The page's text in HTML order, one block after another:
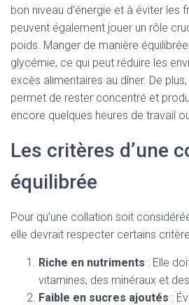
bon niveau d’énergie et à éviter les
peuvent également jouer un rôle
poids. Manger de manière
glycémie, ce qui peut réduire les
excès alimentaires au dîner. De
permet de rester concentré et
encore quelques heures de travail
Les critères d’une
équilibrée
Pour qu’une collation soit
elle devrait respecter certains
Riche en nutriments : Elle
vitamines, des minéraux et
Faible en sucres ajoutés :